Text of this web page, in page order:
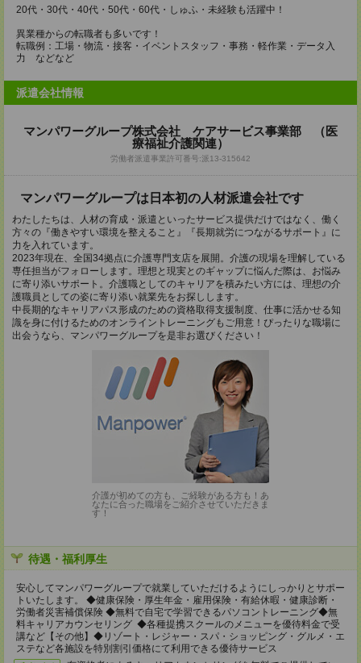
20代・30代・40代・50代・60代・しゅふ・未経験も活躍中！
異業種からの転職者も多いです！
転職例：工場・物流・接客・イベントスタッフ・事務・軽作業・データ入
力 などなど
派遣会社情報
マンパワーグループ株式会社 ケアサービス事業部 （医
療福祉介護関連）
労働者派遣事業許可番号:派13-315642
マンパワーグループは日本初の人材派遣会社です
わたしたちは、人材の育成・派遣といったサービス提供だけではなく、働く
方々の『働きやすい環境を整えること』『長期就労につながるサポート』に
力を入れています。
2023年現在、全国34拠点に介護専門支店を展開。介護の現場を理解している
専任担当がフォローします。理想と現実とのギャップに悩んだ際は、お悩み
に寄り添いサポート。介護職としてのキャリアを積みたい方には、理想の介
護職員としての姿に寄り添い就業先をお探しします。
中長期的なキャリアパス形成のための資格取得支援制度、仕事に活かせる知
識を身に付けるためのオンライントレーニングもご用意！ぴったりな職場に
出会うなら、マンパワーグループを是非お選びください！
介護が初めての方も、ご経験がある方も！あ
なたに合った職場をご紹介させていただきま
す！
待遇・福利厚生
安心してマンパワーグループで就業していただけるようにしっかりとサポー
トいたします。 ◆健康保険・厚生年金・雇用保険・有給休暇・健康診断・
労働者災害補償保険 ◆無料で自宅で学習できるパソコントレーニング◆無
料キャリアカウンセリング ◆各種提携スクールのメニューを優待料金で受
講など【その他】◆リゾート・レジャー・スパ・ショッピング・グルメ・エ
ステなど各施設を特別割引価格にて利用できる優待サービス